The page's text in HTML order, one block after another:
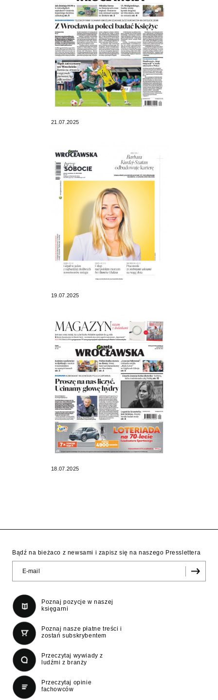
21.07.2025
19.07.2025
18.07.2025
Bądź na bieżaco z newsami i zapisz się na naszego Presslettera
Poznaj pozycje w naszej
księgarni
Poznaj nasze płatne treści i
zostań subskrybentem
Przeczytaj wywiady z
ludźmi z branży
Przeczytaj opinie
fachowców